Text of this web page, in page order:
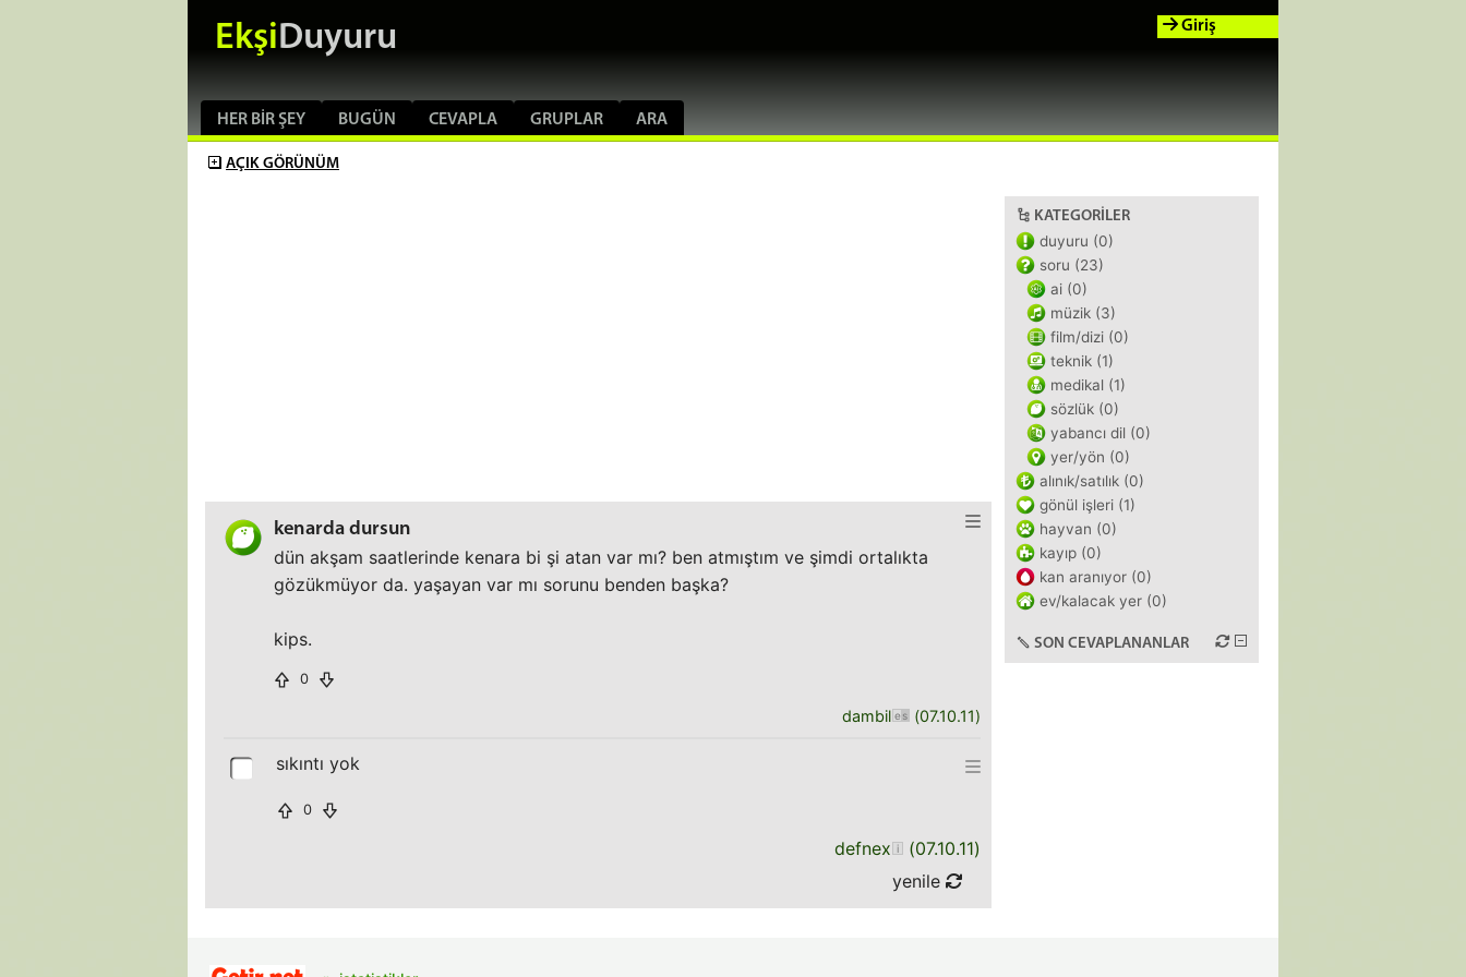
EkşiDuyuru
HER BIR ŞEY BUGÜN CEVAPLA GRUPLAR ARA
Giriş
AÇIK GÖRÜNÜM
kenarda dursun
dün akşam saatlerinde kenara bi şi atan var mı? ben atmıştım ve şimdi ortalıkta
gözükmüyor da. yaşayan var mı sorunu benden başka?
kips.
0
dambil (07.10.11)
sıkıntı yok
0
defnex (07.10.11)
yenile
KATEGORILER
duyuru (0)
soru (23)
ai (0)
müzik (3)
film/dizi (0)
teknik (1)
medikal (1)
sözlük (0)
yabancı dil (0)
yer/yön (0)
alınık/satılık (0)
gönül işleri (1)
hayvan (0)
kayıp (0)
kan aranıyor (0)
ev/kalacak yer (0)
SON CEVAPLANANLAR